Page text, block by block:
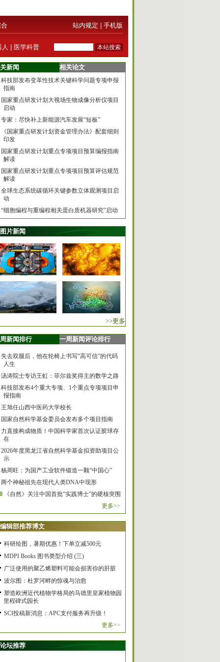
站内规定 手机版
人 医学科普
新闻 相关论文
科技部发布变革性技术关键科学问题专项申报
指南
国家重点研发计划大视场生物成像分析仪项目
启动
专家：尽快补上新能源汽车发展“短板”
《国家重点研发计划资金管理办法》配套细则
印发
国家重点研发计划重点专项项目预算编报指南
解读
国家重点研发计划重点专项项目预算评估规范
解读
全球生态系统碳循环关键参数立体观测项目启
动
“细胞编程与重编程相关蛋白质机器研究”启动
图片新闻
>>更多
新闻排行 一周新闻评论排行
失去双腿后，他在轮椅上书写“高可信”的代码
人生
汤涛院士专访王虹：菲尔兹奖得主的数学之路
科技部发布4个重大专项、1个重点专项项目申
报指南
王旭任山西中医药大学校长
国家自然科学基金委员会发布多个项目指南
力直接构成物质！中国科学家首次认证胶球存
在
2026年度黑龙江省自然科学基金拟资助项目公
示
杨周旺：为国产工业软件锻造一颗“中国心”
两个神秘祖先在现代人类DNA中现形
《自然》关注中国首批“实践博士”的硬核突围
更多>>
编辑部推荐博文
科研绘图，暑期优惠！下单立减500元
MDPI Books 图书类型介绍 (三)
广泛使用的聚乙烯塑料可能会损害你的肝脏
波尔图：杜罗河畔的惊魂与治愈
塑造欧洲近代植物学格局的马德里皇家植物园
里程碑式园长
SCI投稿新消息：APC支付服务再升级！
更多>>
论坛推荐